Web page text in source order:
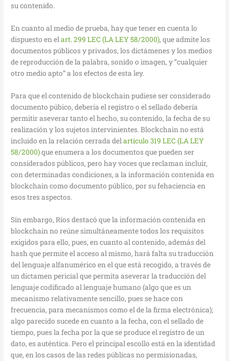
su contenido.
En cuanto al medio de prueba, hay que tener en cuenta lo
dispuesto en elart. 299 LEC (LA LEY 58/2000), que admite los
documentos públicos y privados, los dictámenes y los medios
de reproducción de la palabra, sonido o imagen, y “cualquier
otro medio apto” a los efectos de esta ley.
Para que el contenido de blockchain pudiese ser considerado
documento púbico, debería el registro o el sellado debería
permitir aseverar tanto el hecho, su contenido, la fecha de su
realización y los sujetos intervinientes. Blockchain no está
incluido en la relación cerrada delartículo 319 LEC (LA LEY
58/2000)que enumera a los documentos que pueden ser
considerados públicos, pero hay voces que reclaman incluir,
con determinadas condiciones, a la información contenida en
blockchain como documento público, por su fehaciencia en
esos tres aspectos.
Sin embargo, Ríos destacó que la información contenida en
blockchain no reúne simultáneamente todos los requisitos
exigidos para ello, pues, en cuanto al contenido, además del
hash que permite el acceso al mismo, hará falta su traducción
del lenguaje alfanumérico en el que está recogido, a través de
un dictamen pericial que permita aseverar la traducción del
lenguaje codificado al lenguaje humano (algo que es un
mecanismo relativamente sencillo, pues se hace con
frecuencia, para mecanismos como el de la firma electrónica);
algo parecido sucede en cuanto a la fecha, con el sellado de
tiempo, pues la fecha por la que se produce el registro de un
dato, es auténtica. Pero el principal escollo está en la identidad
que, en los casos de las redes públicas no permisionadas,